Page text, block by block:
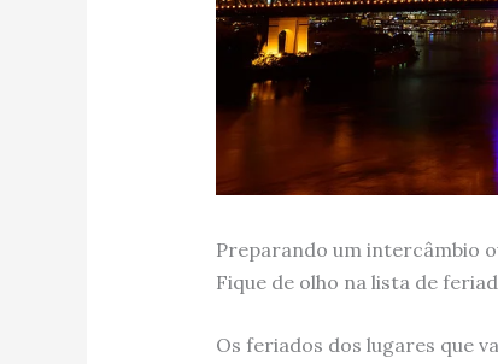
Preparando um intercâmbio
Fique de olho na lista de
Os feriados dos lugares que